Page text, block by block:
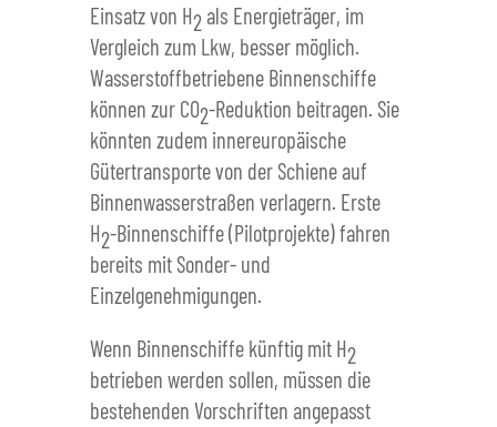
Einsatz von H2als Energieträger, im
Vergleich zum Lkw, besser möglich.
Wasserstoffbetriebene Binnenschiffe
können zur CO2-Reduktion beitragen. Sie
könnten zudem innereuropäische
Gütertransporte von der Schiene auf
Binnenwasserstraßen verlagern. Erste
H2-Binnenschiffe (Pilotprojekte) fahren
bereits mit Sonder- und
Einzelgenehmigungen.
Wenn Binnenschiffe künftig mit H2
betrieben werden sollen, müssen die
bestehenden Vorschriften angepasst